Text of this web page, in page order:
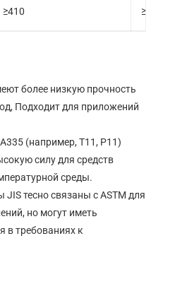
≥410 ≥205
более низкую прочность
Подходит для приложений
(например, Т11, P11)
силу для средств
среды.
JIS тесно связаны с ASTM для
но могут иметь
в требованиях к